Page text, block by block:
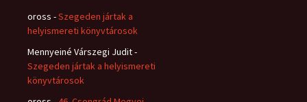
oross -Szegeden jártak a
helyismereti könyvtárosok
Mennyeiné Várszegi Judit-
Szegeden jártak a helyismereti
könyvtárosok